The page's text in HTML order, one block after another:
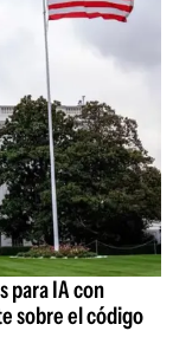
para IA con
sobre el código